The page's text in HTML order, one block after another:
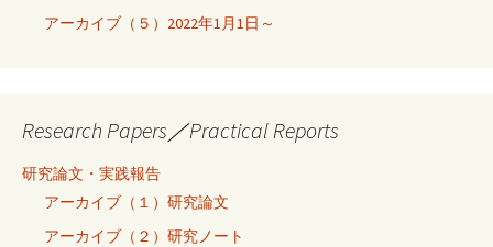
アーカイブ（５）2022年1月1日～
Research Papers／Practical Reports
研究論文・実践報告
アーカイブ（１）研究論文
アーカイブ（２）研究ノート